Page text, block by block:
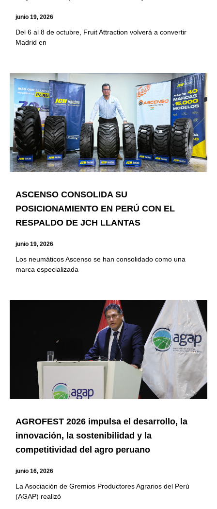
junio 19, 2026
Del 6 al 8 de octubre, Fruit Attraction volverá a convertir
Madrid en
ASCENSO CONSOLIDA SU
POSICIONAMIENTO EN PERÚ CON EL
RESPALDO DE JCH LLANTAS
junio 19, 2026
Los neumáticos Ascenso se han consolidado como una
marca especializada
AGROFEST 2026 impulsa el desarrollo, la
innovación, la sostenibilidad y la
competitividad del agro peruano
junio 16, 2026
La Asociación de Gremios Productores Agrarios del Perú
(AGAP) realizó